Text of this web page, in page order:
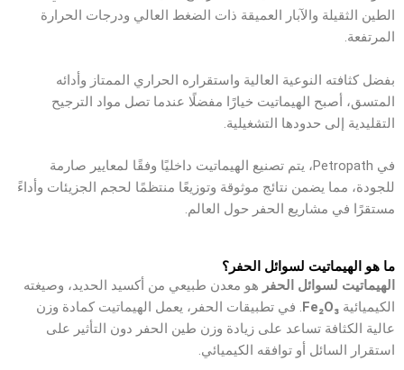
الطين الثقيلة والآبار العميقة ذات الضغط العالي ودرجات الحرارة
المرتفعة.
بفضل كثافته النوعية العالية واستقراره الحراري الممتاز وأدائه
المتسق، أصبح الهيماتيت خيارًا مفضلًا عندما تصل مواد الترجيح
التقليدية إلى حدودها التشغيلية.
في Petropath، يتم تصنيع الهيماتيت داخليًا وفقًا لمعايير صارمة
للجودة، مما يضمن نتائج موثوقة وتوزيعًا منتظمًا لحجم الجزيئات وأداءً
مستقرًا في مشاريع الحفر حول العالم.
ما هو الهيماتيت لسوائل الحفر؟
الهيماتيت لسوائل الحفر هو معدن طبيعي من أكسيد الحديد، وصيغته
الكيميائية Fe₂O₃. في تطبيقات الحفر، يعمل الهيماتيت كمادة وزن
عالية الكثافة تساعد على زيادة وزن طين الحفر دون التأثير على
استقرار السائل أو توافقه الكيميائي.